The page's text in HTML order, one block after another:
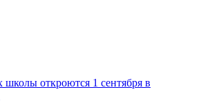
школы откроются 1 сентября в